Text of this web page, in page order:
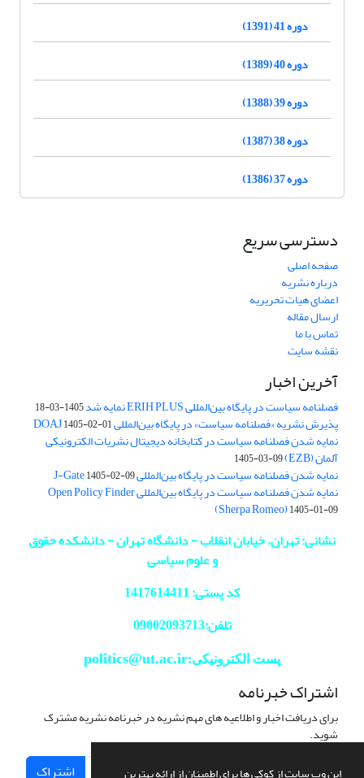
این وب سایت از کوکی ها برای اطمینان از ارائه بهترین
دوره 41 (1391)
دوره 40 (1389)
دوره 39 (1388)
دوره 38 (1387)
دوره 37 (1386)
دسترسی سریع
صفحه اصلی
درباره نشریه
اعضای هیات تحریریه
ارسال مقاله
تماس با ما
نقشه سایت
آخرین اخبار
فصلنامه سیاست در پایگاه بین‌المللی ERIH PLUS نمایه شد 1405-03-18
پذیرش نشریه «فصلنامه سیاست» در پایگاه بین‌المللی DOAJ1405-02-01
نمایه شدن فصلنامه سیاست در کتابخانه دیجیتال نشریات الکترونیکی
آلمان (EZB) 1405-03-09
نمایه شدن فصلنامه سیاست در پایگاه بین‌المللی J-Gate1405-02-09
نمایه شدن فصلنامه سیاست در پایگاه بین‌المللی Open Policy Finder
(Sherpa Romeo)1405-01-09
نشانی: تهران، خیابان انقلاب - دانشگاه تهران - دانشکده حقوق
و علوم سیاسی
کد پستی: 1417614411
تلفن:09002093713
پست الکترونیکی:politics@ut.ac.ir
اشتراک خبرنامه
برای دریافت اخبار و اطلاعیه های مهم نشریه در خبرنامه نشریه مشترک
شوید.
اشتراک